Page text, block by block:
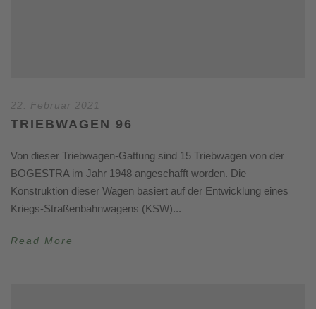
22. Februar 2021
TRIEBWAGEN 96
Von dieser Triebwagen-Gattung sind 15 Triebwagen von der
BOGESTRA im Jahr 1948 angeschafft worden. Die
Konstruktion dieser Wagen basiert auf der Entwicklung eines
Kriegs-Straßenbahnwagens (KSW)...
Read More